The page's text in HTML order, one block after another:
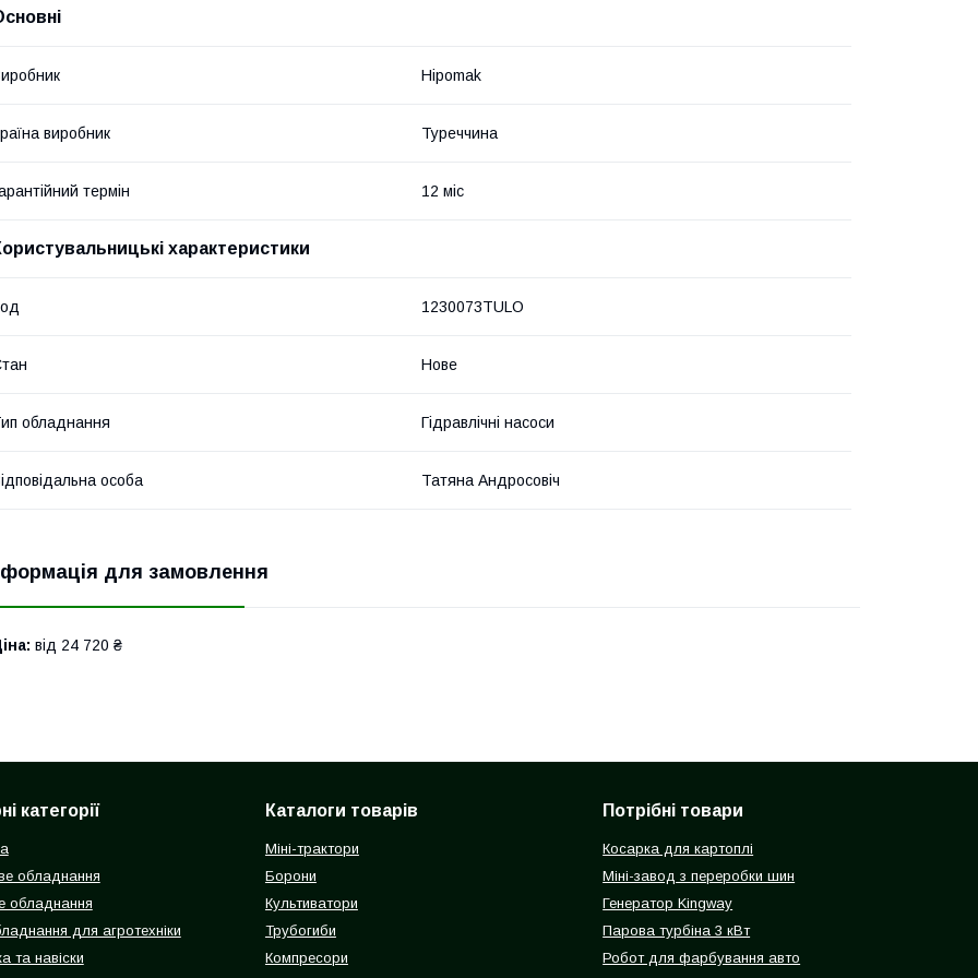
Hipomak
виробник Туреччина
термін 12 міс
характеристики
1230073TULO
Нове
обладнання Гідравлічні насоси
особа Татяна Андросовіч
для замовлення
від 24 720 ₴
категорії
обладнання
обладнання
для агротехніки
та навіски
Каталоги товарів
Міні-трактори
Борони
Культиватори
Трубогиби
Компресори
Потрібні товари
Косарка для картоплі
Міні-завод з переробки шин
Генератор Kingway
Парова турбіна 3 кВт
Робот для фарбування авто